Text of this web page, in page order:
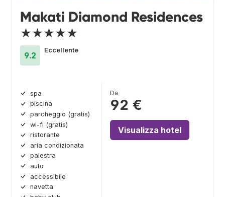
Makati Diamond Residences
★★★★★
9.2
Eccellente
spa
piscina
parcheggio (gratis)
wi-fi (gratis)
ristorante
aria condizionata
palestra
auto
accessibile
navetta
Da
92 €
Visualizza hotel